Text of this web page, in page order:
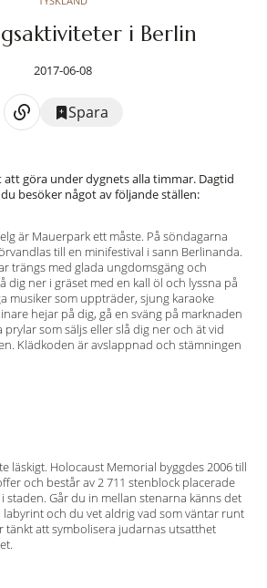
i Berlin
2017-06-08
Spara
göra under dygnets alla timmar. Dagtid
besöker något av följande ställen:
är Mauerpark ett måste. På söndagarna
till en minifestival i sann Berlinanda.
trängs med glada ungdomsgäng och
dig ner i gräset med en kall öl och lyssna på
musiker som uppträder, sjung karaoke
hejar på dig, gå en sväng på marknaden
som säljs eller slå dig ner och ät vid
Klädkoden är avslappnad och stämningen
läskigt. Holocaust Memorial byggdes 2006 till
och består av 2 711 stenblock placerade
staden. Går du in mellan stenarna känns det
och du vet aldrig vad som väntar runt
att symbolisera judarnas utsatthet